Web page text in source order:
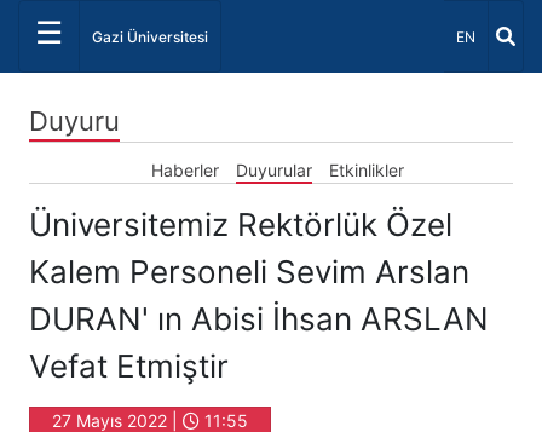
☰ Gazi Üniversitesi Dil Seçiniz
EN
Duyuru
Haberler Duyurular Etkinlikler
Üniversitemiz Rektörlük Özel
Kalem Personeli Sevim Arslan
DURAN' ın Abisi İhsan ARSLAN
Vefat Etmiştir
27 Mayıs 2022 | 11:55